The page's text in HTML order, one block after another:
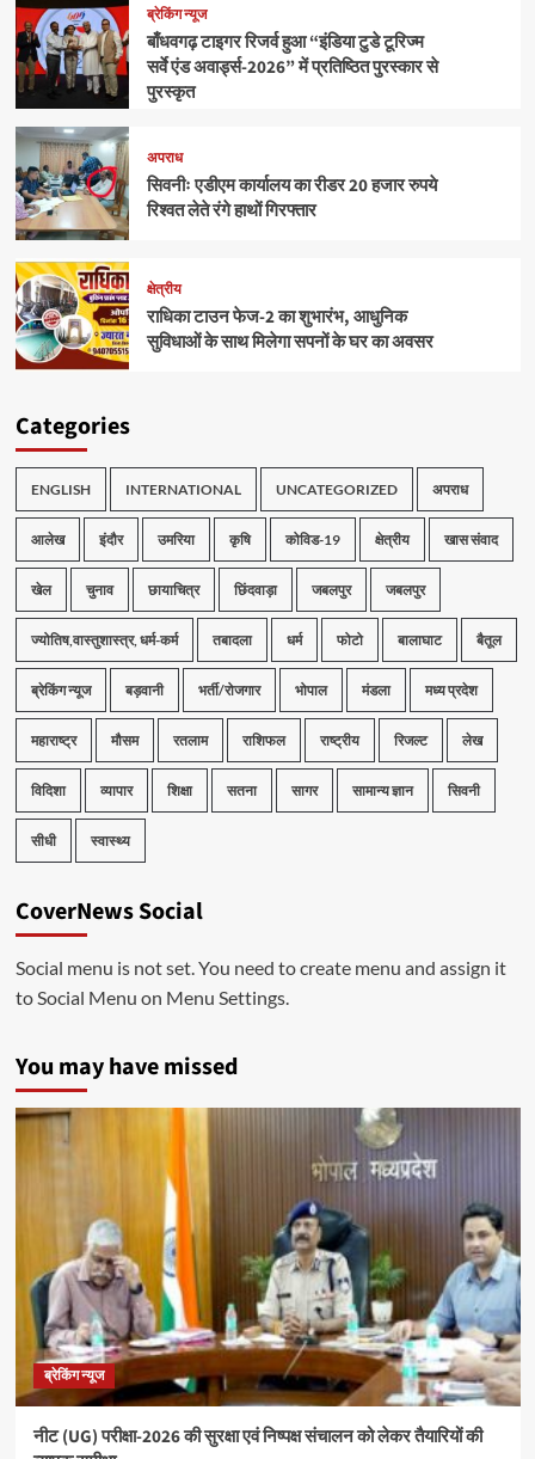
ब्रेकिंग न्यूज
बाँधवगढ़ टाइगर रिजर्व हुआ “इंडिया टुडे टूरिज्म
सर्वे एंड अवार्ड्स-2026” में प्रतिष्ठित पुरस्कार से
पुरस्कृत
अपराध
सिवनीः एडीएम कार्यालय का रीडर 20 हजार रुपये
रिश्वत लेते रंगे हाथों गिरफ्तार
क्षेत्रीय
राधिका टाउन फेज-2 का शुभारंभ, आधुनिक
सुविधाओं के साथ मिलेगा सपनों के घर का अवसर
Categories
ENGLISH INTERNATIONAL UNCATEGORIZED अपराध
आलेख इंदौर उमरिया कृषि कोविड-19 क्षेत्रीय खास संवाद
खेल चुनाव छायाचित्र छिंदवाड़ा जबलपुर जबलपुर
ज्योतिष,वास्तुशास्त्र, धर्म-कर्म तबादला धर्म फोटो बालाघाट बैतूल
ब्रेकिंग न्यूज बड़वानी भर्ती/रोजगार भोपाल मंडला मध्य प्रदेश
महाराष्ट्र मौसम रतलाम राशिफल राष्ट्रीय रिजल्ट लेख
विदिशा व्यापार शिक्षा सतना सागर सामान्य ज्ञान सिवनी
सीधी स्वास्थ्य
CoverNews Social
Social menu is not set. You need to create menu and assign it
to Social Menu on Menu Settings.
You may have missed
ब्रेकिंग न्यूज
नीट (UG) परीक्षा-2026 की सुरक्षा एवं निष्पक्ष संचालन को लेकर तैयारियों की